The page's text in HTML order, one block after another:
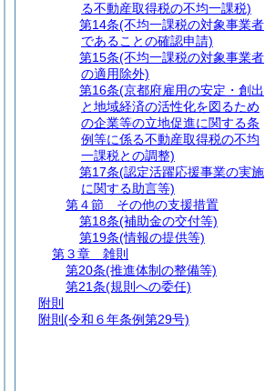
る不動産取得税の不均一課税)
第14条(不均一課税の対象事業者
であることの確認申請)
第15条(不均一課税の対象事業者
の適用除外)
第16条(京都府雇用の安定・創出
と地域経済の活性化を図るため
の企業等の立地促進に関する条
例等に係る不動産取得税の不均
一課税との調整)
第17条(認定活躍応援事業の実施
に関する助言等)
第４節
その他の支援措置
第18条(補助金の交付等)
第19条(情報の提供等)
第３章
雑則
第20条(推進体制の整備等)
第21条(規則への委任)
附則
附則 (令和６年条例第29号)